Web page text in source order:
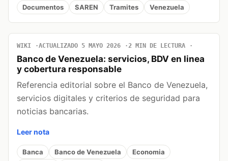
Documentos SAREN Tramites Venezuela
WIKI ACTUALIZADO 5 MAYO 2026 2 MIN DE LECTURA
Banco de Venezuela: servicios, BDV en linea
y cobertura responsable
Referencia editorial sobre el Banco de Venezuela,
servicios digitales y criterios de seguridad para
noticias bancarias.
Leer nota
Banca Banco de Venezuela
Economia